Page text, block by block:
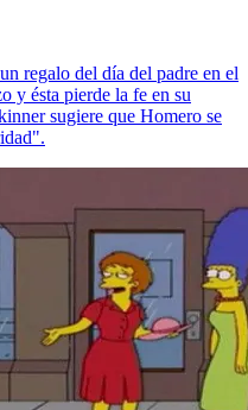
regalo del día del padre en el
y ésta pierde la fe en su
sugiere que Homero se